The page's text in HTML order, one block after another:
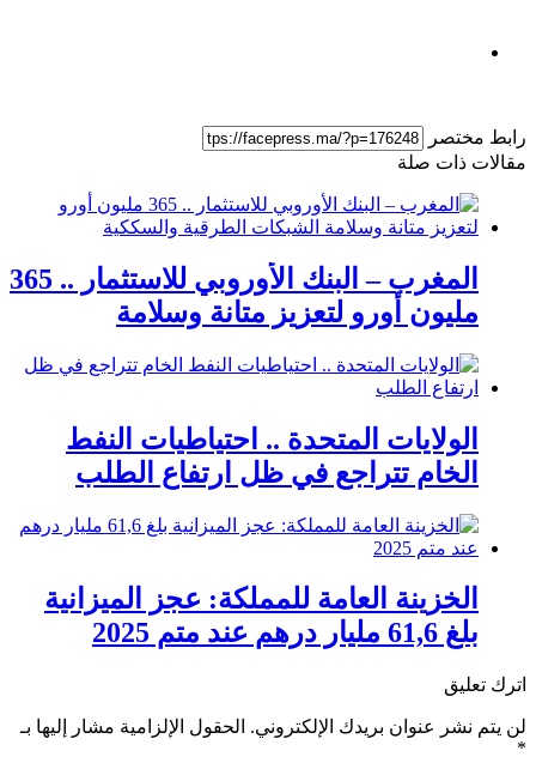
مختصر
ذات صلة
المغرب – البنك الأوروبي للاستثمار .. 365
مليون أورو لتعزيز متانة وسلامة
الشبكات الطرقية والسككية
الولايات المتحدة .. احتياطيات النفط
الخام تتراجع في ظل ارتفاع الطلب
الخزينة العامة للمملكة: عجز الميزانية
بلغ 61,6 مليار درهم عند متم 2025
تعليق
نشر عنوان بريدك الإلكتروني. الحقول الإلزامية مشار إليها بـ